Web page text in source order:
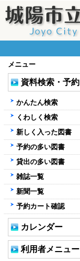
メニュー
資料検索・予約
かんたん検索
くわしく検索
新しく入った図書
予約の多い図書
貸出の多い図書
雑誌一覧
新聞一覧
予約カート確認
カレンダー
利用者メニュー